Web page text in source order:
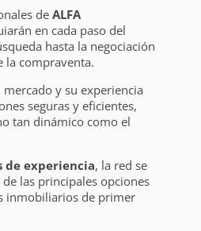
de ALFA
en cada paso del
hasta la negociación
la compraventa.
y su experiencia
seguras y eficientes,
tan dinámico como el
de experiencia, la red se
las principales opciones
inmobiliarios de primer